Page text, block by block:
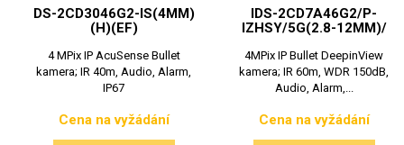
DS-2CD3046G2-IS(4MM)
(H)(EF)
4 MPix IP AcuSense Bullet
kamera; IR 40m, Audio, Alarm,
IP67
Cena
Cena na vyžádání
IDS-2CD7A46G2/P-
IZHSY/5G(2.8-12MM)/
4MPix IP Bullet DeepinView
kamera; IR 60m, WDR 150dB,
Audio, Alarm,...
Cena
Cena na vyžádání